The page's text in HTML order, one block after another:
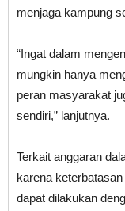
menjaga kampung
“Ingat dalam
mungkin hanya
peran masyarakat
sendiri,” lanjutnya.
Terkait anggaran
karena
dapat dilakukan